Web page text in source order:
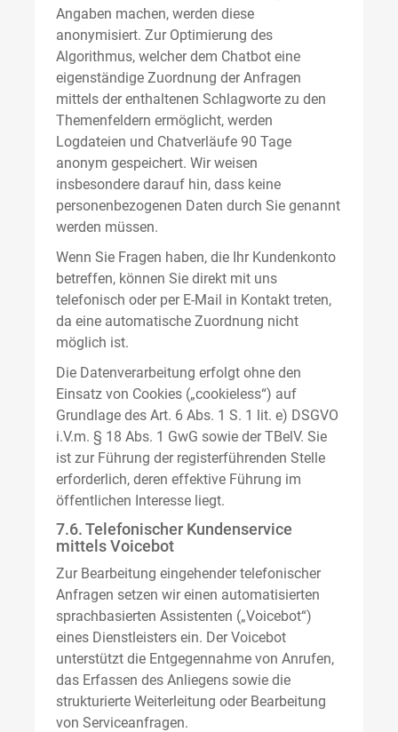
Angaben machen, werden diese
anonymisiert. Zur Optimierung des
Algorithmus, welcher dem Chatbot eine
eigenständige Zuordnung der Anfragen
mittels der enthaltenen Schlagworte zu den
Themenfeldern ermöglicht, werden
Logdateien und Chatverläufe 90 Tage
anonym gespeichert. Wir weisen
insbesondere darauf hin, dass keine
personenbezogenen Daten durch Sie genannt
werden müssen.
Wenn Sie Fragen haben, die Ihr Kundenkonto
betreffen, können Sie direkt mit uns
telefonisch oder per E-Mail in Kontakt treten,
da eine automatische Zuordnung nicht
möglich ist.
Die Datenverarbeitung erfolgt ohne den
Einsatz von Cookies („cookieless“) auf
Grundlage des Art. 6 Abs. 1 S. 1 lit. e) DSGVO
i.V.m. § 18 Abs. 1 GwG sowie der TBelV. Sie
ist zur Führung der registerführenden Stelle
erforderlich, deren effektive Führung im
öffentlichen Interesse liegt.
7.6. Telefonischer Kundenservice
mittels Voicebot
Zur Bearbeitung eingehender telefonischer
Anfragen setzen wir einen automatisierten
sprachbasierten Assistenten („Voicebot“)
eines Dienstleisters ein. Der Voicebot
unterstützt die Entgegennahme von Anrufen,
das Erfassen des Anliegens sowie die
strukturierte Weiterleitung oder Bearbeitung
von Serviceanfragen.